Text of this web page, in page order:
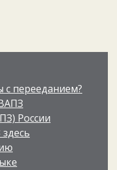
с перееданием?
России